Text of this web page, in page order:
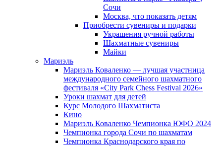
Сочи
Москва, что показать детям
Приобрести сувениры и подарки
Украшения ручной работы
Шахматные сувениры
Майки
Мариэль
Мариэль Коваленко — лучшая участница
международного семейного шахматного
фестиваля «City Park Chess Festival 2026»
Уроки шахмат для детей
Курс Молодого Шахматиста
Кино
Мариэль Коваленко Чемпионка ЮФО 2024
Чемпионка города Сочи по шахматам
Чемпионка Краснодарского края по